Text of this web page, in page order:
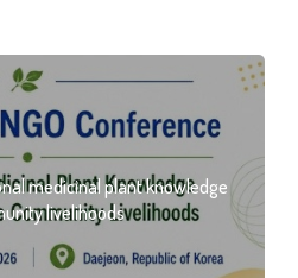
medicinal plant knowledge
livelihoods